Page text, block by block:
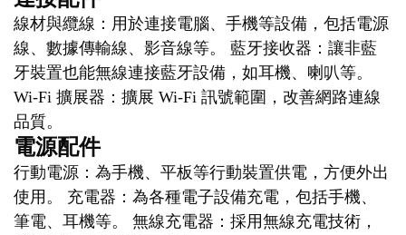
線材與纜線：用於連接電腦、手機等設備，包括電源
線、數據傳輸線、影音線等。 藍牙接收器：讓非藍
牙裝置也能無線連接藍牙設備，如耳機、喇叭等。
Wi-Fi 擴展器：擴展 Wi-Fi 訊號範圍，改善網路連線
品質。
電源配件
行動電源：為手機、平板等行動裝置供電，方便外出
使用。 充電器：為各種電子設備充電，包括手機、
筆電、耳機等。 無線充電器：採用無線充電技術，